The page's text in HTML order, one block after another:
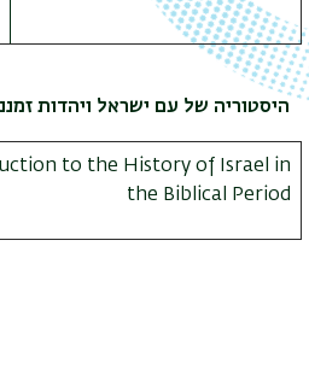
היסטוריה של עם ישראל ויהדות
to the History of Israel in
the Biblical Period